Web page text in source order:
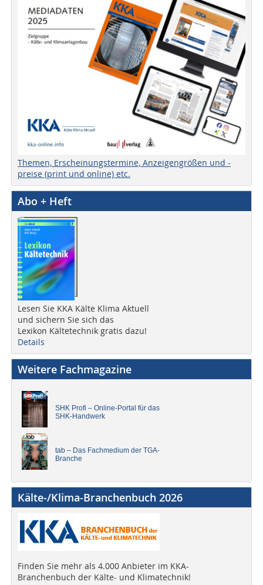
Themen, Erscheinungstermine, Anzeigengrößen und -
preise (print und online) etc.
Abo + Heft
Lesen Sie KKA Kälte Klima Aktuell
und sichern Sie sich das
Lexikon Kältetechnik gratis dazu!
Details
Weitere Fachmagazine
SHK Profi – Online-Portal für das
SHK-Handwerk
tab – Das Fachmedium der TGA-
Branche
Kälte-/Klima-Branchenbuch 2026
Finden Sie mehr als 4.000 Anbieter im KKA-
Branchenbuch der Kälte- und Klimatechnik!